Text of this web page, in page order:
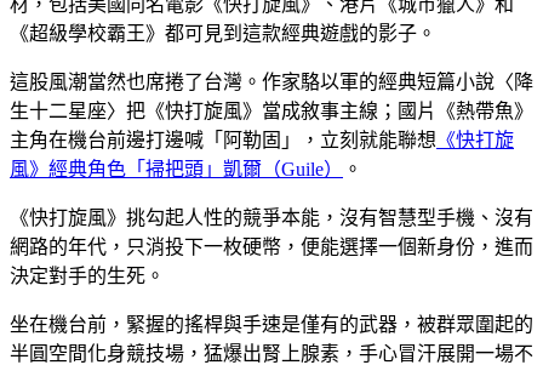
《超級學校霸王》都可見到這款經典遊戲的影子。
這股風潮當然也席捲了台灣。作家駱以軍的經典短篇小說〈降
生十二星座〉把《快打旋風》當成敘事主線；國片《熱帶魚》
主角在機台前邊打邊喊「阿勒固」，立刻就能聯想 《快打旋
風》經典角色「掃把頭」凱爾（Guile）
。
《快打旋風》挑勾起人性的競爭本能，沒有智慧型手機、沒有
網路的年代，只消投下一枚硬幣，便能選擇一個新身份，進而
決定對手的生死。
坐在機台前，緊握的搖桿與手速是僅有的武器，被群眾圍起的
半圓空間化身競技場，猛爆出腎上腺素，手心冒汗展開一場不